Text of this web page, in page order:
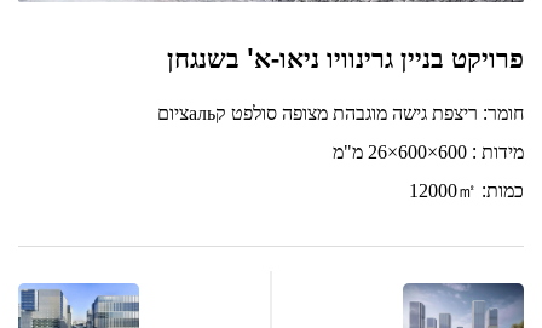
פרויקט בניין גרינוויו ניאו-א' בשנגחן
חומר: ריצפת גישה מוגבהת מצופה סולפט קальציום
מידות : 600×600×26 מ"מ
כמות: 12000㎡